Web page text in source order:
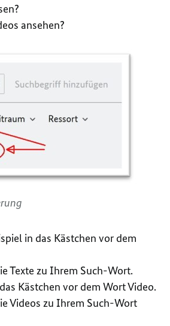
ansehen?
in das Kästchen vor dem
Texte zu Ihrem Such-Wort.
Kästchen vor dem Wort Video.
Videos zu Ihrem Such-Wort